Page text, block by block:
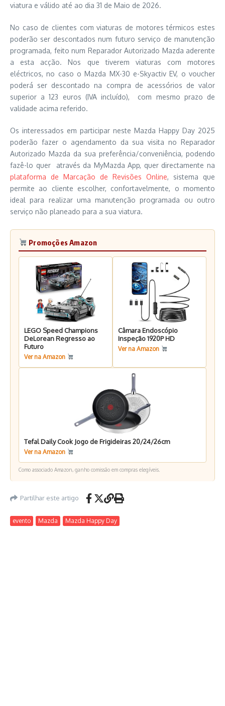
viatura e válido até ao dia 31 de Maio de 2026.
No caso de clientes com viaturas de motores térmicos estes
poderão ser descontados num futuro serviço de manutenção
programada, feito num Reparador Autorizado Mazda aderente
a esta acção. Nos que tiverem viaturas com motores
eléctricos, no caso o Mazda MX-30 e-Skyactiv EV, o voucher
poderá ser descontado na compra de acessórios de valor
superior a 123 euros (IVA incluído), com mesmo prazo de
validade acima referido.
Os interessados em participar neste Mazda Happy Day 2025
poderão fazer o agendamento da sua visita no Reparador
Autorizado Mazda da sua preferência/conveniência, podendo
fazê-lo quer através da MyMazda App, quer directamente na
plataforma de Marcação de Revisões Online, sistema que
permite ao cliente escolher, confortavelmente, o momento
ideal para realizar uma manutenção programada ou outro
serviço não planeado para a sua viatura.
Promoções Amazon
LEGO Speed Champions
DeLorean Regresso ao
Futuro
Ver na Amazon
Câmara Endoscópio
Inspeção 1920P HD
Ver na Amazon
Tefal Daily Cook Jogo de Frigideiras 20/24/26cm
Ver na Amazon
Como associado Amazon, ganho comissão em compras elegíveis.
Partilhar este artigo
evento Mazda Mazda Happy Day